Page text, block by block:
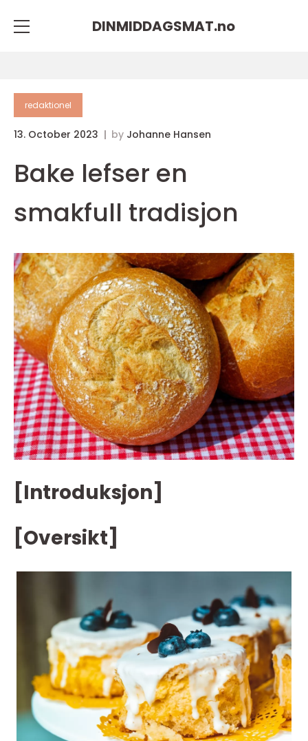
DINMIDDAGSMAT.no
redaktionel
13. October 2023 by Johanne Hansen
Bake lefser en
smakfull tradisjon
[Introduksjon]
[Oversikt]